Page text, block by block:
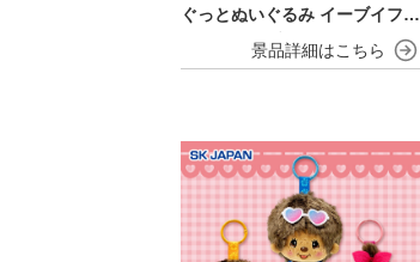
ぐっとぬいぐるみ イーブイフレ
ンズ～イーブイ～おひるねver.